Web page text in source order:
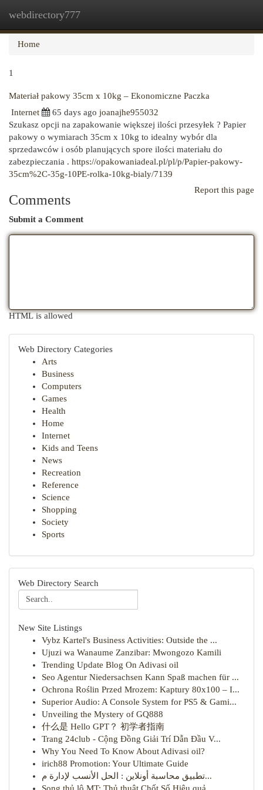
webdirectory777
Home
1
Materiał pakowy 35cm x 10kg – Ekonomiczne Paczka
Internet
65 days ago joanajhe955032
Szukasz opcji na zapakowanie większej ilości przesyłek ? Papier
pakowy o wymiarach 35cm x 10kg to idealny wybór dla
sprzedawców i osób planujących spore ilości materiału do
zabezpieczania . https://opakowaniadeal.pl/pl/p/Papier-pakowy-
35cm%2C-35g-10PE-rolka-10kg-bialy/7139
Report this page
Comments
Submit a Comment
HTML is allowed
Web Directory Categories
Arts
Business
Computers
Games
Health
Home
Internet
Kids and Teens
News
Recreation
Reference
Science
Shopping
Society
Sports
Web Directory Search
New Site Listings
Vybz Kartel's Business Activities: Outside the ...
Ujuzi wa Wanaume Zanzibar: Mwongozo Kamili
Trending Update Blog On Adivasi oil
Seo Agentur Niedersachsen Kann Spaß machen für ...
Ochrona Roślin Przed Mrozem: Kaptury 80x100 – I...
Superior Audio: A Console System for PS5 & Gami...
Unveiling the Mystery of GQ888
什么是 Hello GPT？ 初学者指南
Trang 24club - Cộng Đồng Giải Trí Dẫn Đầu V...
Why You Need To Know About Adivasi oil?
irich88 Promotion: Your Ultimate Guide
تطبيق محاسبة أونلاين : الحل الأنسب لإدارة م...